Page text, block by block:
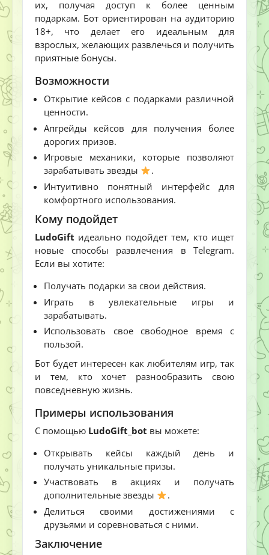
их, получая доступ к более ценным
подаркам. Бот ориентирован на аудиторию
18+, что делает его идеальным для
взрослых, желающих развлечься и получить
приятные бонусы.
Возможности
Открытие кейсов с подарками различной
ценности.
Апгрейды кейсов для получения более
дорогих призов.
Игровые механики, которые позволяют
зарабатывать звезды
.
Интуитивно понятный интерфейс для
комфортного использования.
Кому подойдет
LudoGift идеально подойдет тем, кто ищет
новые способы развлечения в Telegram.
Если вы хотите:
Получать подарки за свои действия.
Играть в увлекательные игры и
зарабатывать.
Использовать свое свободное время с
пользой.
Бот будет интересен как любителям игр, так
и тем, кто хочет разнообразить свою
повседневную жизнь.
Примеры использования
С помощью LudoGift_bot вы можете:
Открывать кейсы каждый день и
получать уникальные призы.
Участвовать в акциях и получать
дополнительные звезды
.
Делиться своими достижениями с
друзьями и соревноваться с ними.
Заключение